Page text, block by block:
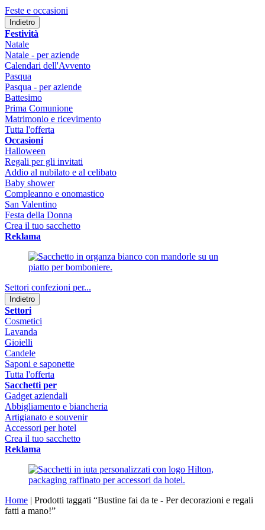
Feste e occasioni
Indietro
Festività
Natale
Natale - per aziende
Calendari dell'Avvento
Pasqua
Pasqua - per aziende
Battesimo
Prima Comunione
Matrimonio e ricevimento
Tutta l'offerta
Occasioni
Halloween
Regali per gli invitati
Addio al nubilato e al celibato
Baby shower
Compleanno e onomastico
San Valentino
Festa della Donna
Crea il tuo sacchetto
Reklama
Settori confezioni per...
Indietro
Settori
Cosmetici
Lavanda
Gioielli
Candele
Saponi e saponette
Tutta l'offerta
Sacchetti per
Gadget aziendali
Abbigliamento e biancheria
Artigianato e souvenir
Accessori per hotel
Crea il tuo sacchetto
Reklama
Home | Prodotti taggati “Bustine fai da te - Per decorazioni e regali
fatti a mano!”